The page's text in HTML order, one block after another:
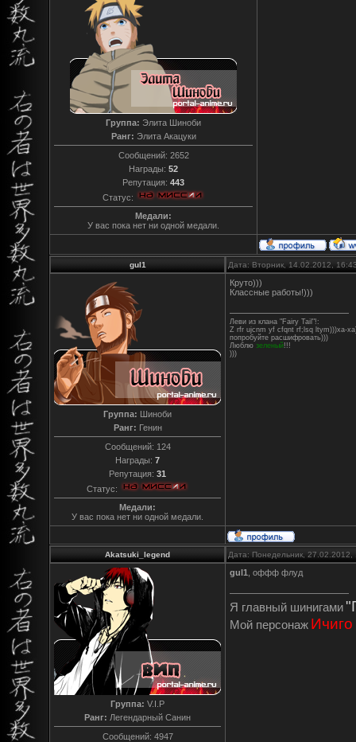
Группа: Элита Шиноби
Ранг: Элита Акацуки
Сообщений: 2652
Награды: 52
Репутация: 443
Статус:
Медали:
У вас пока нет ни одной медали.
gul1 Дата: Вторник, 14.02.2012,
Группа: Шиноби
Ранг: Генин
Сообщений: 124
Награды: 7
Репутация: 31
Статус:
Медали:
У вас пока нет ни одной медали.
Круто)))
Классные работы!)))
Леви из клана "Fairy Tail"!:
Z rfr ujcnm yf cfqnt rf;lsq ltym)))ха-
попробуйте расшифровать)))
Люблю зеленый!!!
)))
Akatsuki_legend Дата: Понедельник,
Группа: V.I.P
Ранг: Легендарный Санин
Сообщений: 4947
gul1 , оффф флуд
Я главный шинигами
Мой персонаж